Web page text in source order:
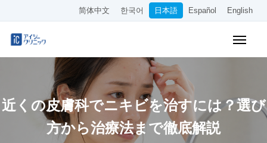
简体中文 한국어 日本語 Español English
近くの皮膚科でニキビを治すには？選び
方から治療法まで徹底解説
アクセス
クリニック紹介